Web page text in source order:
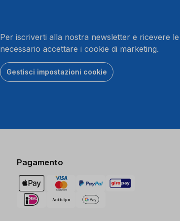
Per iscriverti alla nostra newsletter e ricevere
necessario accettare i cookie di marketing.
Gestisci impostazioni cookie
Pagamento